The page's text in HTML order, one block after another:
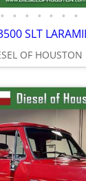
• • • • • • •
OF HOUSTON